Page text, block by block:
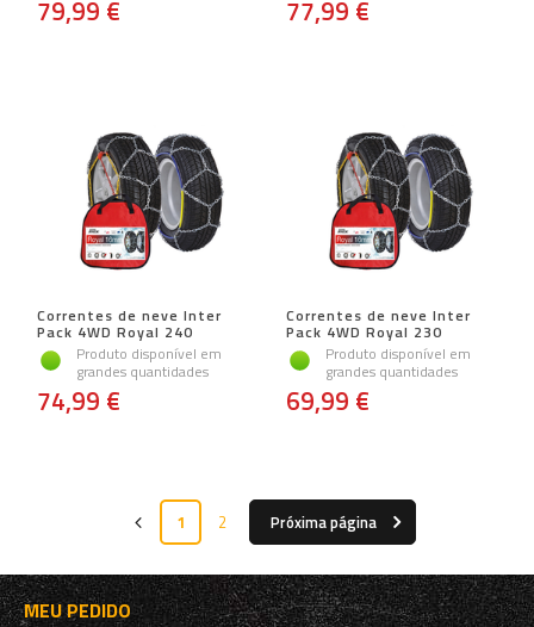
79,99 € 77,99 €
Correntes de neve Inter
Pack 4WD Royal 240
Produto disponível em
grandes quantidades
74,99 €
Correntes de neve Inter
Pack 4WD Royal 230
Produto disponível em
grandes quantidades
69,99 €
1 2 Próxima página
MEU PEDIDO